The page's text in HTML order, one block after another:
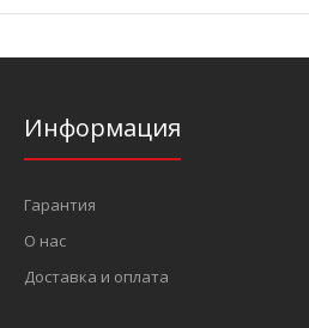
Информация
Гарантия
О нас
Доставка и оплата